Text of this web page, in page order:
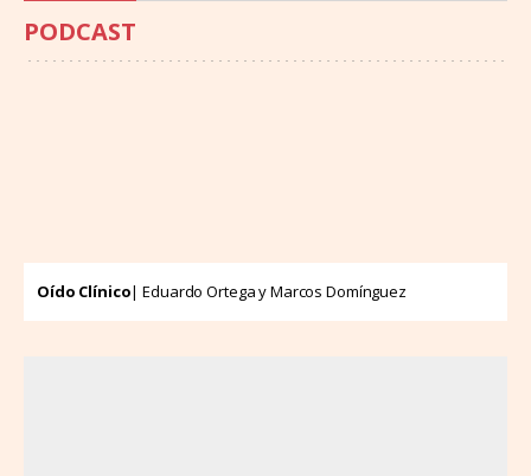
PODCAST
Oído Clínico| Eduardo Ortega y Marcos Domínguez